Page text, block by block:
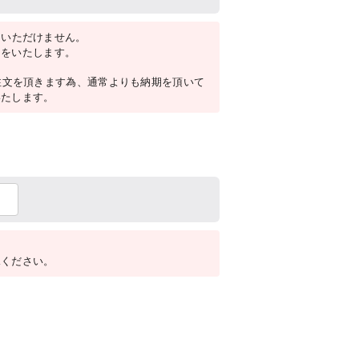
ただけません。
いたします。
を頂きます為、通常よりも納期を頂いて
します。
ださい。